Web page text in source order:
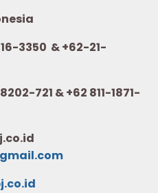
3350 & +62-21-
721 & +62 811-1871-